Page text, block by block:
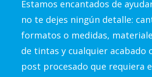
Estamos encantados de
no te dejes ningún detalle:
formatos o medidas,
de tintas y cualquier acabado
post procesado que requiera